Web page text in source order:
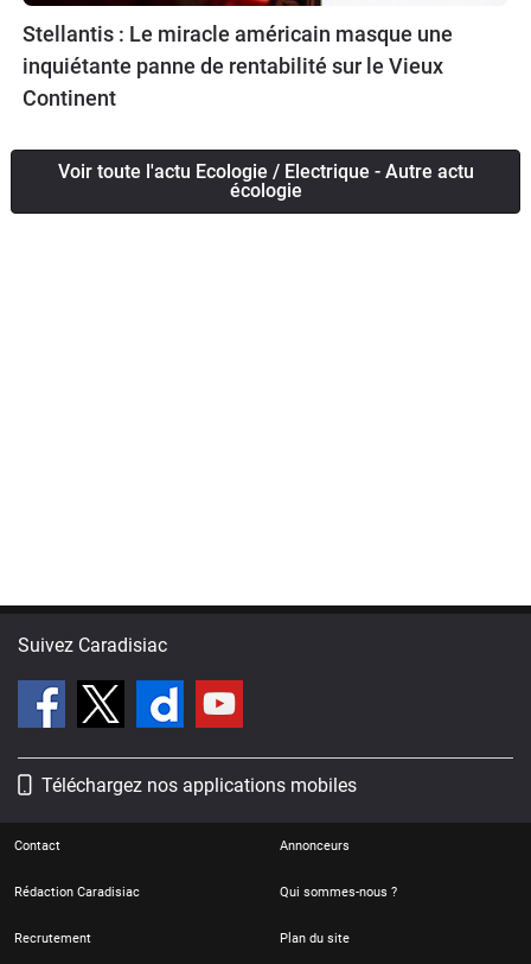
Stellantis : Le miracle américain masque une
inquiétante panne de rentabilité sur le Vieux
Continent
Voir toute l'actu Ecologie / Electrique - Autre actu
écologie
Suivez Caradisiac
Téléchargez nos applications mobiles
Contact Annonceurs
Rédaction Caradisiac Qui sommes-nous ?
Recrutement Plan du site